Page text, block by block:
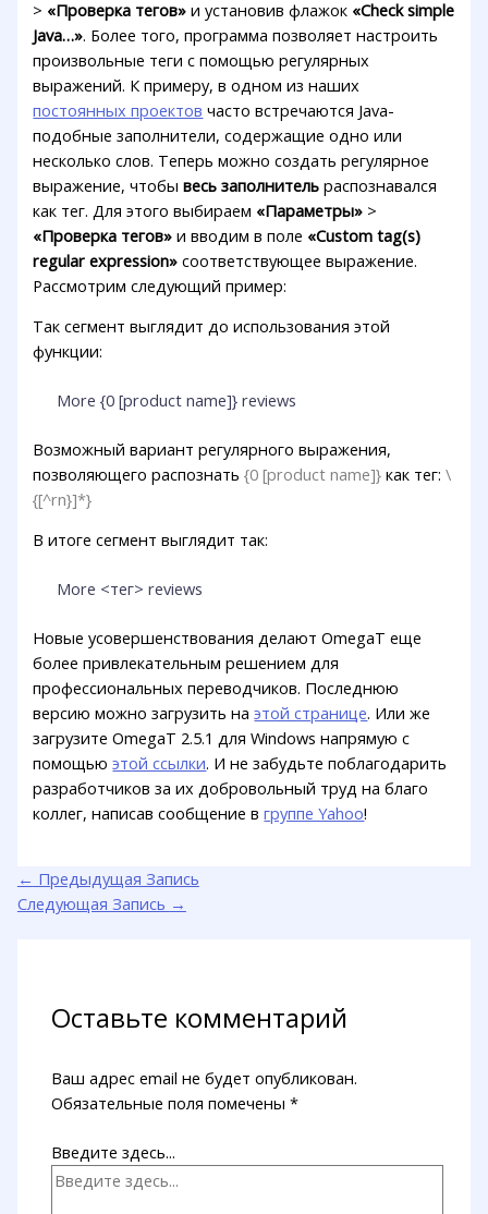
> «Проверка тегов» и установив флажок «Check simple
Java…». Более того, программа позволяет настроить
произвольные теги с помощью регулярных
выражений. К примеру, в одном из наших
постоянных проектов часто встречаются Java-
подобные заполнители, содержащие одно или
несколько слов. Теперь можно создать регулярное
выражение, чтобывесь заполнитель распознавался
как тег. Для этого выбираем «Параметры» >
«Проверка тегов» и вводим в поле «Custom tag(s)
regular expression» соответствующее выражение.
Рассмотрим следующий пример:
Так сегмент выглядит до использования этой
функции:
More {0 [product name]} reviews
Возможный вариант регулярного выражения,
позволяющего распознать{0 [product name]} как тег:\
{[^rn}]*}
В итоге сегмент выглядит так:
More <тег> reviews
Новые усовершенствования делают OmegaT еще
более привлекательным решением для
профессиональных переводчиков. Последнюю
версию можно загрузить наэтой странице. Или же
загрузите OmegaT 2.5.1 для Windows напрямую с
помощьюэтой ссылки. И не забудьте поблагодарить
разработчиков за их добровольный труд на благо
коллег, написав сообщение вгруппе Yahoo!
← Предыдущая Запись
Следующая Запись →
Оставьте комментарий
Ваш адрес email не будет опубликован.
Обязательные поля помечены*
Введите здесь...